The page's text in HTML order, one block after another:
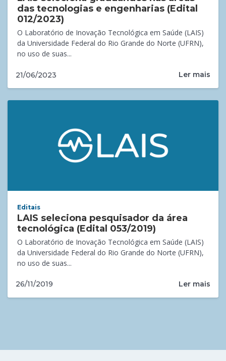
das tecnologias e engenharias (Edital
012/2023)
O Laboratório de Inovação Tecnológica em Saúde (LAIS)
da Universidade Federal do Rio Grande do Norte (UFRN),
no uso de suas...
21/06/2023 Ler mais
Editais
LAIS seleciona pesquisador da área
tecnológica (Edital 053/2019)
O Laboratório de Inovação Tecnológica em Saúde (LAIS)
da Universidade Federal do Rio Grande do Norte (UFRN),
no uso de suas...
26/11/2019 Ler mais